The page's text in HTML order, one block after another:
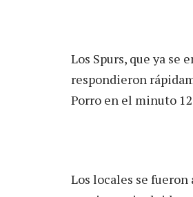
Los Spurs, que ya se
respondieron
Porro en el minuto
Los locales se